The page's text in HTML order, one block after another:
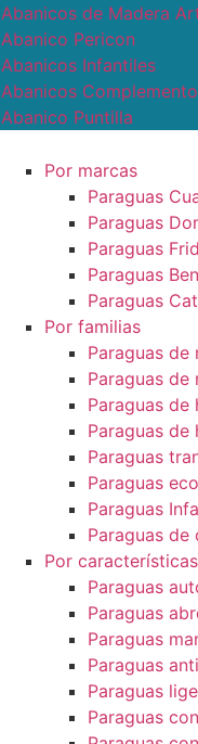
Abanicos de Madera
Abanico Pericon
Abanicos Infantiles
Abanicos
Abanico Puntilla
Por marcas
Paraguas
Paraguas
Paraguas
Paraguas
Paraguas
Por familias
Paraguas de
Paraguas de
Paraguas de
Paraguas de
Paraguas
Paraguas
Paraguas
Paraguas de
Por características
Paraguas
Paraguas
Paraguas
Paraguas
Paraguas
Paraguas